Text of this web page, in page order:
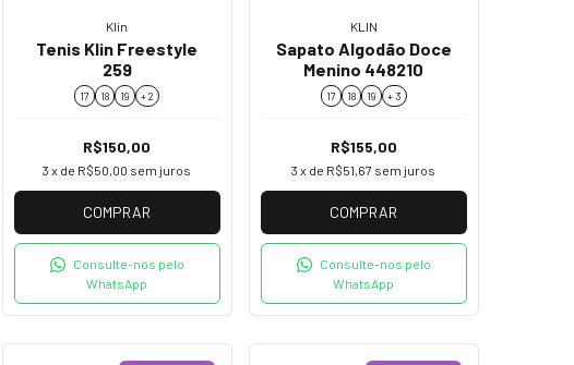
Klin
Tenis Klin Freestyle
259
17 18 19 + 2
R$150,00
3 x de R$50,00 sem juros
COMPRAR
Consulte-nos pelo
WhatsApp
KLIN
Sapato Algodão Doce
Menino 448210
17 18 19 + 3
R$155,00
3 x de R$51,67 sem juros
COMPRAR
Consulte-nos pelo
WhatsApp